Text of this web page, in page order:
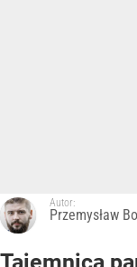
Autor:
Przemysław
Tajemnica